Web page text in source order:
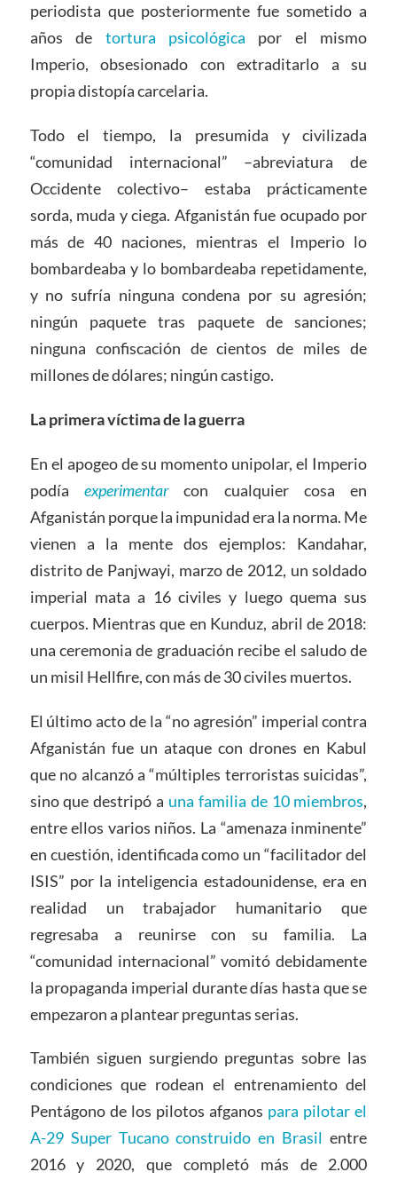
periodista que posteriormente fue sometido a
años de tortura psicológica por el mismo
Imperio, obsesionado con extraditarlo a su
propia distopía carcelaria.
Todo el tiempo, la presumida y civilizada
“comunidad internacional” –abreviatura de
Occidente colectivo– estaba prácticamente
sorda, muda y ciega. Afganistán fue ocupado por
más de 40 naciones, mientras el Imperio lo
bombardeaba y lo bombardeaba repetidamente,
y no sufría ninguna condena por su agresión;
ningún paquete tras paquete de sanciones;
ninguna confiscación de cientos de miles de
millones de dólares; ningún castigo.
La primera víctima de la guerra
En el apogeo de su momento unipolar, el Imperio
podía experimentarcon cualquier cosa en
Afganistán porque la impunidad era la norma. Me
vienen a la mente dos ejemplos: Kandahar,
distrito de Panjwayi, marzo de 2012, un soldado
imperial mata a 16 civiles y luego quema sus
cuerpos. Mientras que en Kunduz, abril de 2018:
una ceremonia de graduación recibe el saludo de
un misil Hellfire, con más de 30 civiles muertos.
El último acto de la “no agresión” imperial contra
Afganistán fue un ataque con drones en Kabul
que no alcanzó a “múltiples terroristas suicidas”,
sino que destripó a una familia de 10 miembros,
entre ellos varios niños. La “amenaza inminente”
en cuestión, identificada como un “facilitador del
ISIS” por la inteligencia estadounidense, era en
realidad un trabajador humanitario que
regresaba a reunirse con su familia. La
“comunidad internacional” vomitó debidamente
la propaganda imperial durante días hasta que se
empezaron a plantear preguntas serias.
También siguen surgiendo preguntas sobre las
condiciones que rodean el entrenamiento del
Pentágono de los pilotos afganos para pilotar el
A-29 Super Tucano construido en Brasil entre
2016 y 2020, que completó más de 2.000